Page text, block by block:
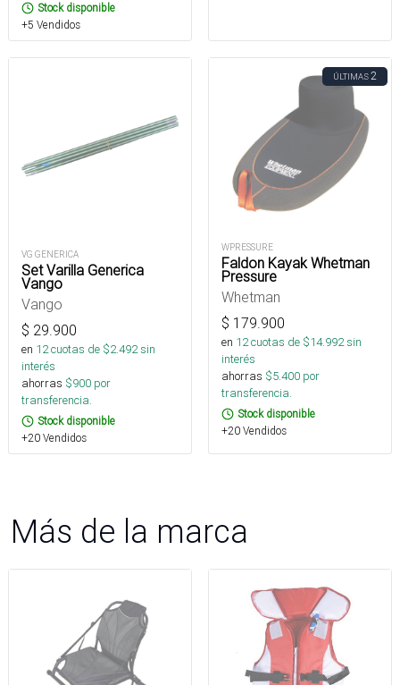
Stock disponible
+5 Vendidos
VG GENERICA
Set Varilla Generica
Vango
Vango
$ 29.900
en 12cuotas de $2.492sin
interés
ahorras $900 por
transferencia.
Stock disponible
+20 Vendidos
ÚLTIMAS2
WPRESSURE
Faldon Kayak Whetman
Pressure
Whetman
$ 179.900
en 12cuotas de $14.992sin
interés
ahorras $5.400 por
transferencia.
Stock disponible
+20 Vendidos
Más de la marca